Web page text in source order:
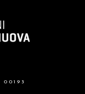
00193